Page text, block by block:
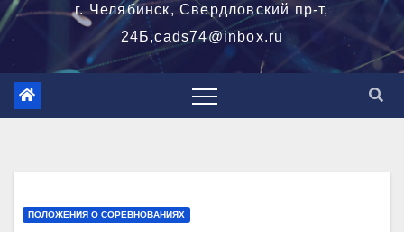
г. Челябинск, Свердловский пр-т,
24Б,cads74@inbox.ru
ПОЛОЖЕНИЯ О СОРЕВНОВАНИЯХ